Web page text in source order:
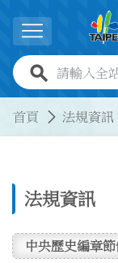
展開選單
全站查詢
首頁 法規資訊
法規資訊
中央歷史編章